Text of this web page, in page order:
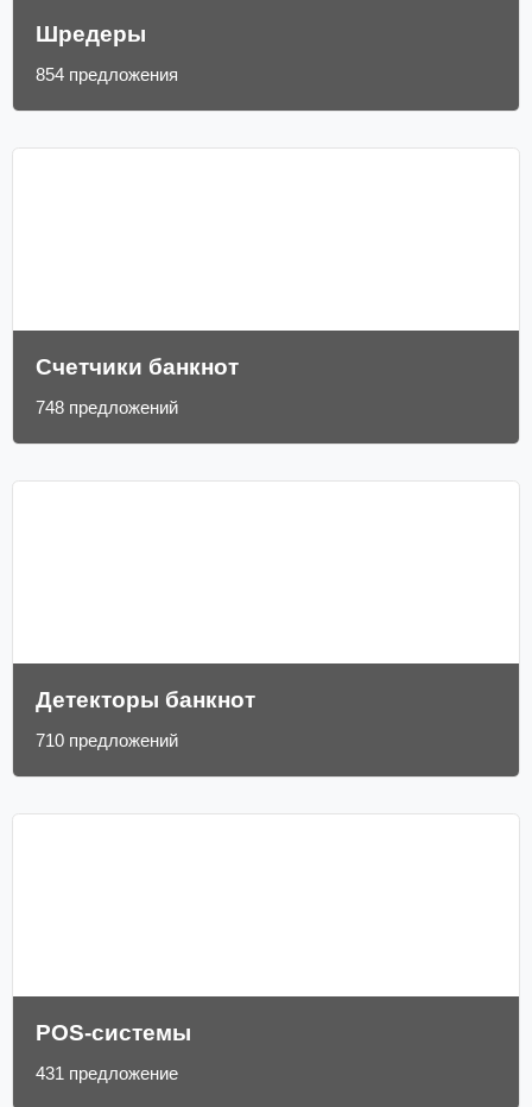
Шредеры
854 предложения
Счетчики банкнот
748 предложений
Детекторы банкнот
710 предложений
POS-системы
431 предложение